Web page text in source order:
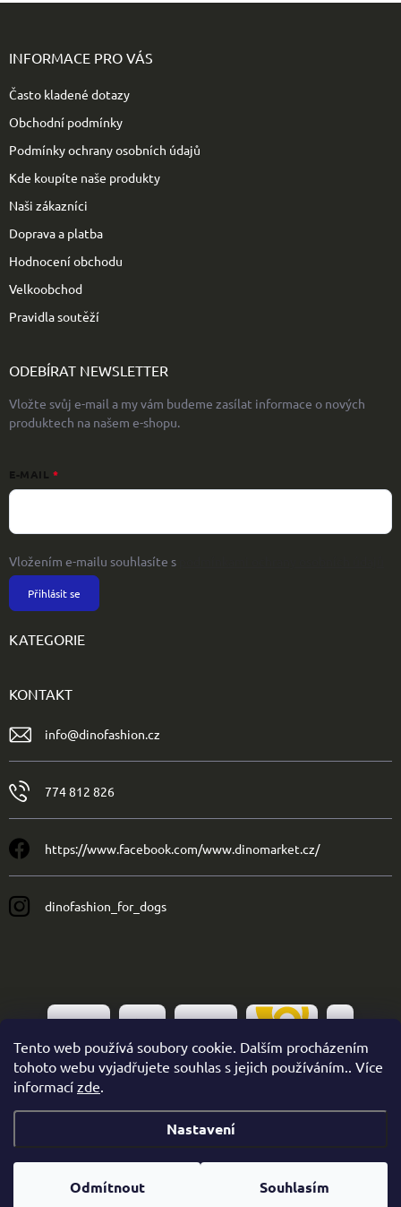
Tento web používá soubory cookie. Dalším procházením
tohoto webu vyjadřujete souhlas s jejich používáním.. Více
informací zde.
Nastavení
Odmítnout Souhlasím
INFORMACE PRO VÁS
Často kladené dotazy
Obchodní podmínky
Podmínky ochrany osobních údajů
Kde koupíte naše produkty
Naši zákazníci
Doprava a platba
Hodnocení obchodu
Velkoobchod
Pravidla soutěží
ODEBÍRAT NEWSLETTER
Vložte svůj e-mail a my vám budeme zasílat informace o nových
produktech na našem e-shopu.
E-MAIL
Vložením e-mailu souhlasíte s
Přihlásit se
KATEGORIE
KONTAKT
info@dinofashion.cz
774 812 826
https://www.facebook.com/www.dinomarket.cz/
dinofashion_for_dogs
Copyright 2026 . Všechna práva vyhrazena.